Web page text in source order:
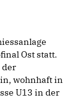
Ost statt.
der
wohnhaft in
U13 in der